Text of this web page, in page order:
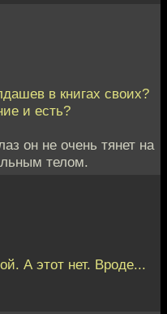
в книгах своих?
и есть?
он не очень тянет на
телом.
А этот нет. Вроде...